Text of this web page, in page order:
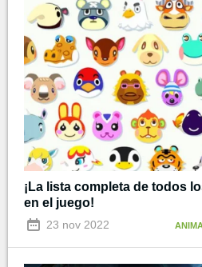
¡La lista completa de todos
en el juego!
23 nov 2022